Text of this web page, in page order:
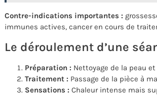
Contre-indications importantes :
immunes actives, cancer en cours de
Le déroulement d’une
Préparation : Nettoyage de la peau
Traitement : Passage de la pièce à
Sensations : Chaleur intense mais